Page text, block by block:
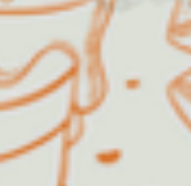
de
formaturas
bebê,
Será um